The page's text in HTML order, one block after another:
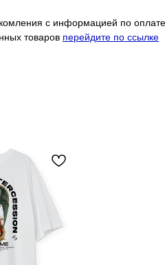
с информацией по
товаров перейдите по ссылке